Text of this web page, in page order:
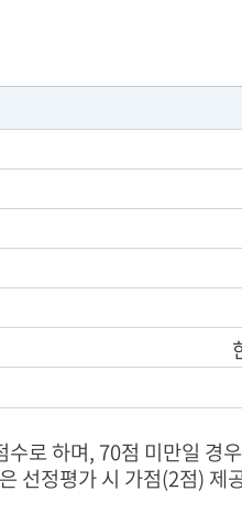
로 하며, 70점 미만일 경
선정평가 시 가점(2점) 제